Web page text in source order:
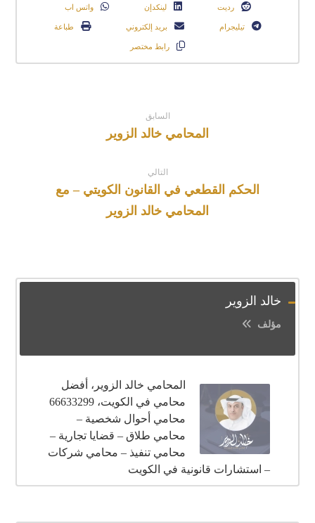
رديت لينكدإن واتس اب
تيليجرام بريد إلكتروني طباعة
رابط مختصر
السابق
المحامي خالد الزوير
التالي
الحكم القطعي في القانون الكويتي – مع
المحامي خالد الزوير
خالد الزوير
مؤلف
المحامي خالد الزوير، أفضل
محامي في الكويت، 66633299
محامي أحوال شخصية –
محامي طلاق – قضايا تجارية –
محامي تنفيذ – محامي شركات
– استشارات قانونية في الكويت